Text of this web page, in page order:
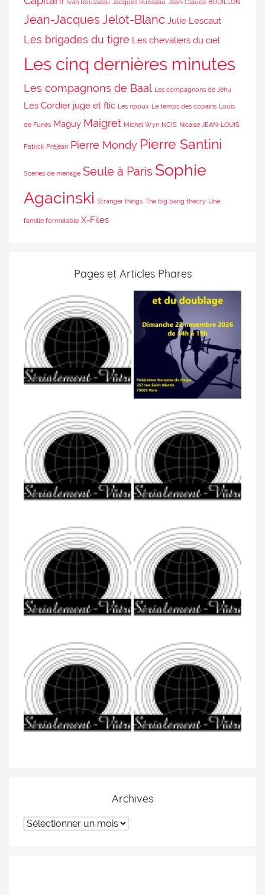
Ivan Rousseau Jacques Ruisseau Jean-Claude BOUILLON
Jean-Jacques Jelot-Blanc Julie Lescaut
Les brigades du tigre Les chevaliers du ciel
Les cinq dernières minutes
Les compagnons de Baal Les compagnons de Jéhu
Les Cordier juge et flic Les ripoux Le temps des copains Louis
de Funès Maguy Maigret Michel Wyn NCIS Nicaise JEAN-LOUIS
Patrick Préjean Pierre Mondy Pierre Santini
Scènes de ménage Seule à Paris Sophie
Agacinski Stranger things The big bang theory Une
famille formidable X-Files
Pages et Articles Phares
Archives